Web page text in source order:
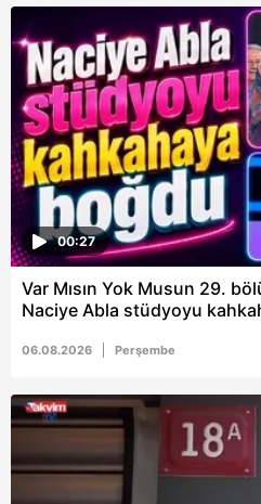
00:27
Var Mısın Yok Musun 29.
Naciye Abla stüdyoyu
06.08.2026 Perşembe